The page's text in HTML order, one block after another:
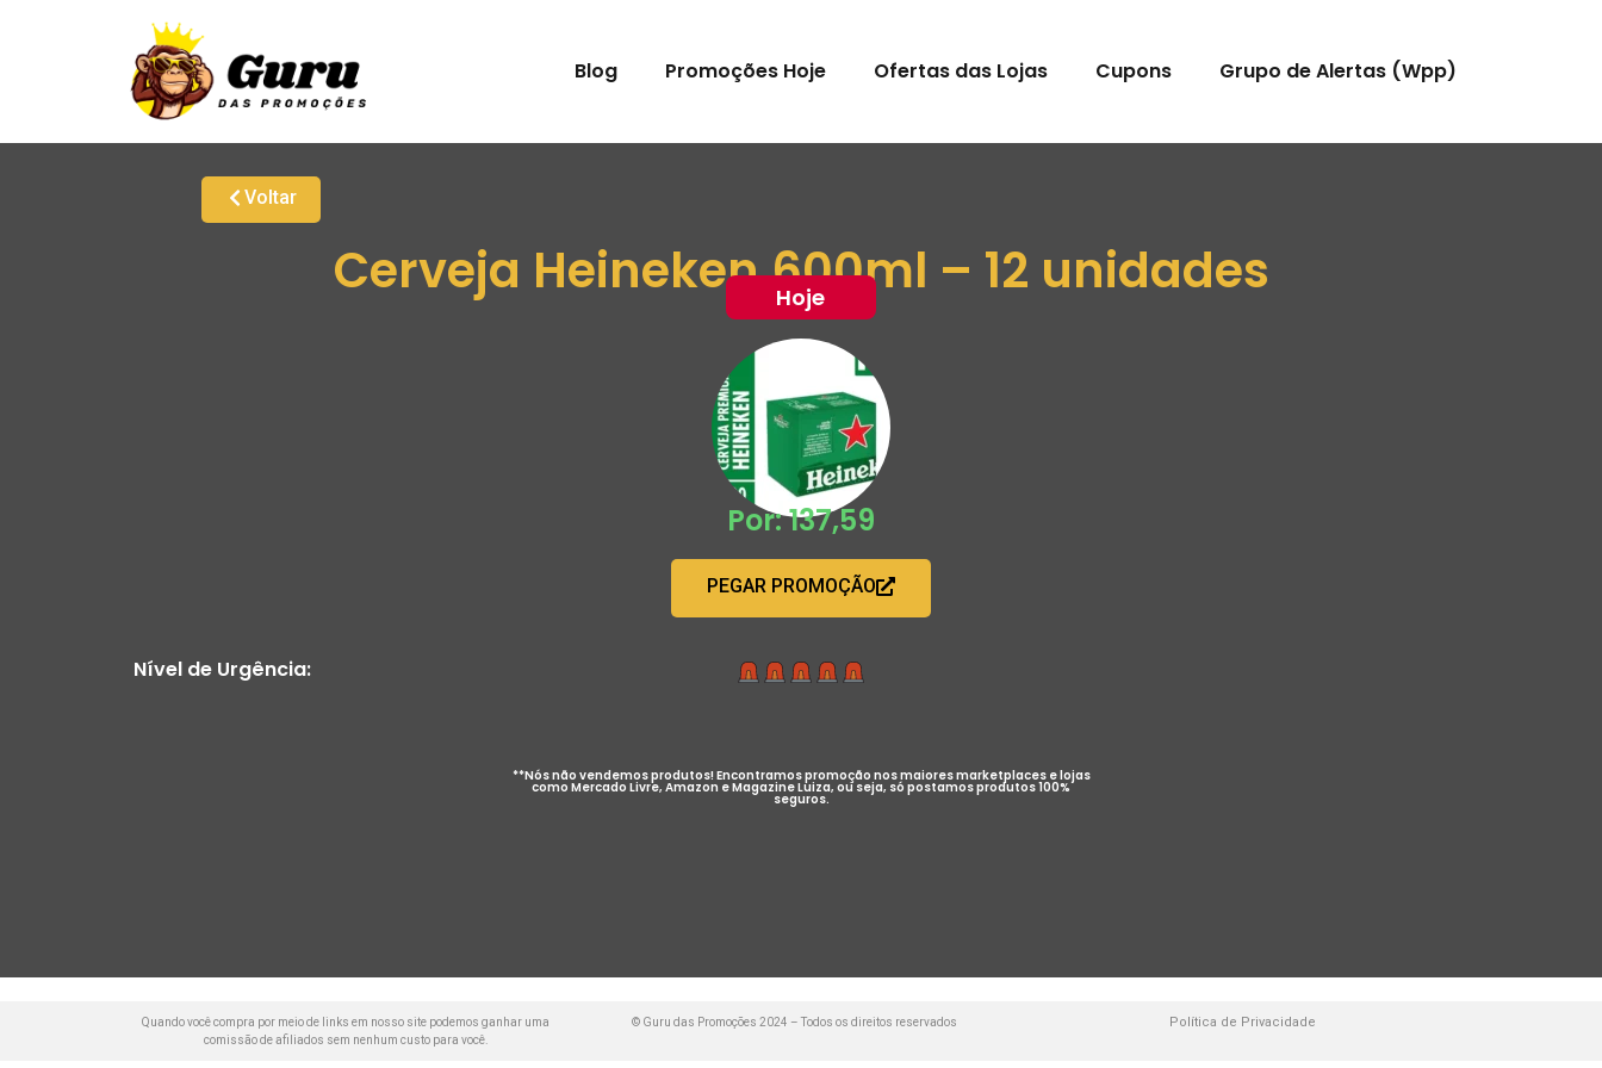
Blog Promoções Hoje Ofertas das Lojas Cupons Grupo de Alertas (Wpp)
Voltar
Cerveja Heineken 600ml – 12 unidades
Hoje
Por: 137,59
PEGAR PROMOÇÃO
Nível de Urgência:
**Nós não vendemos produtos! Encontramos promoção nos maiores marketplaces e lojas
como Mercado Livre, Amazon e Magazine Luiza, ou seja, só postamos produtos 100%
seguros.
Quando você compra por meio de links em nosso site podemos ganhar uma
comissão de afiliados sem nenhum custo para você.
© Guru das Promoções 2024 – Todos os direitos reservados Política de Privacidade